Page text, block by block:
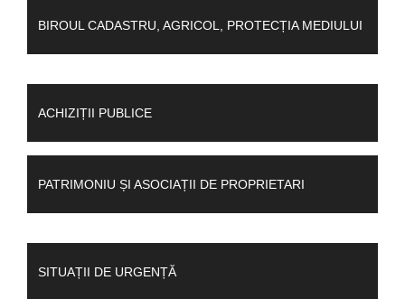
BIROUL CADASTRU, AGRICOL, PROTECȚIA MEDIULUI
ACHIZIȚII PUBLICE
PATRIMONIU ȘI ASOCIAȚII DE PROPRIETARI
SITUAȚII DE URGENȚĂ